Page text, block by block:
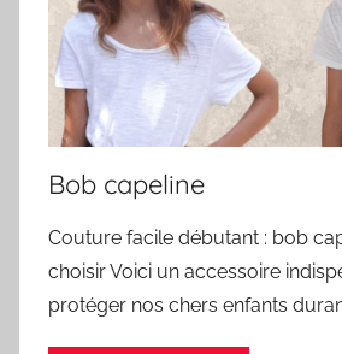
Bob capeline
Couture facile débutant : bob
choisir Voici un accessoire
protéger nos chers enfants